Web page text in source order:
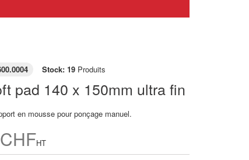
Stock: 19 Produits
pad 140 x 150mm ultra fin
en mousse pour ponçage manuel.
HT